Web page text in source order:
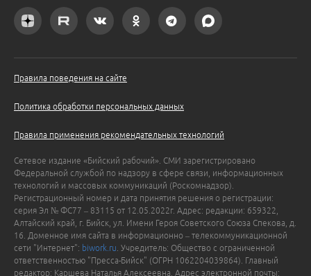
Правила поведения на сайте
Политика обработки персональных данных
Правила применения рекомендательных технологий
Сетевое издание «Бийский рабочий». СМИ зарегистрировано
Федеральной службой по надзору в сфере связи, информационных
технологий и массовых коммуникаций (Роскомнадзор).
Регистрационный номер и дата принятия решения о регистрации:
серия Эл № ФС77 – 83115 от 12.05.2022г. Адрес: редакции: 659322,
Алтайский край, г. Бийск, ул. Имени Героя Советского Союза Спекова, д.
16. Доменное имя сайта в информационно – телекоммуникационной
сети "Интернет": biwork.ru . Учредитель: Общество с ограниченной
ответственностью "Пресса-Бийск" (ОГРН 1062204039864). Главный
редактор: Каршева Наталья Алексеевна. Адрес электронной почты: